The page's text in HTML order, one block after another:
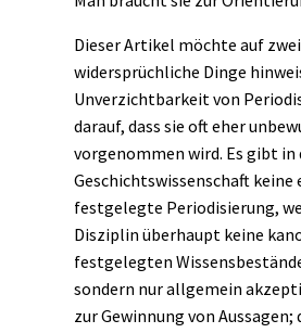
Dieser Artikel möchte auf
widersprüchliche Dinge
Unverzichtbarkeit von
darauf, dass sie oft eher
vorgenommen wird. Es gibt in
Geschichtswissenschaft keine
festgelegte Periodisierung,
Disziplin überhaupt keine
festgelegten
sondern nur allgemein
zur Gewinnung von Aussagen;